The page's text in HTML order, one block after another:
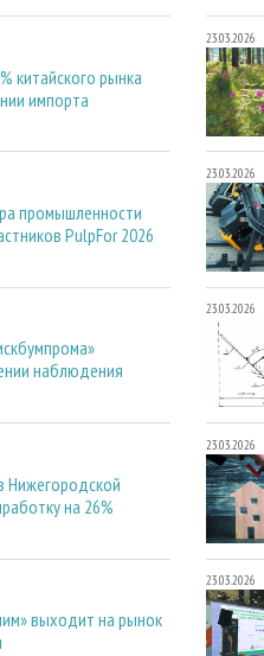
китайского рынка
импорта
промышленности
PulpFor 2026
наблюдения
Нижегородской
на 26%
выходит на рынок
23.03.2026
23.03.2026
23.03.2026
23.03.2026
23.03.2026